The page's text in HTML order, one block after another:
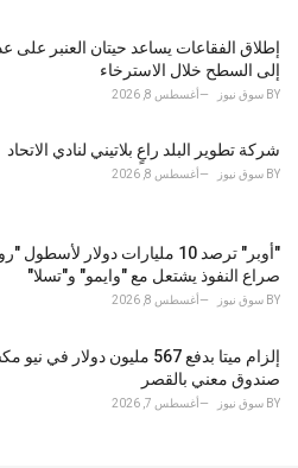
إطلاق الفقاعات يساعد حيتان العنبر على
إلى السطح خلال الاسترخاء
BY سوق نيوز أغسطس 8, 2026
شركة تطوير البلد راعٍ بلاتيني لنادي الاتحاد
BY سوق نيوز أغسطس 8, 2026
"أوبر" ترصد 10 مليارات دولار
صراع النفوذ يشتعل مع "وايمو" و"تسلا"
BY سوق نيوز أغسطس 8, 2026
إلزام ميتا بدفع 567 مليون دولار
صندوق معني بالقصر
BY سوق نيوز أغسطس 7, 2026